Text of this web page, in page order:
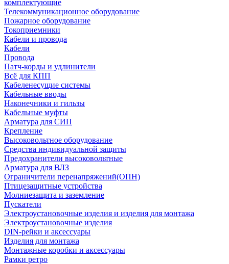
комплектующие
Телекоммуникационное оборудование
Пожарное оборудование
Токоприемники
Кабели и провода
Кабели
Провода
Патч-корды и удлинители
Всё для КПП
Кабеленесущие системы
Кабельные вводы
Наконечники и гильзы
Кабельные муфты
Арматура для СИП
Крепление
Высоковольтное оборудование
Средства индивидуальной защиты
Предохранители высоковольтные
Арматура для ВЛЗ
Ограничители перенапряжений(ОПН)
Птицезащитные устройства
Молниезащита и заземление
Пускатели
Электроустановочные изделия и изделия для монтажа
Электроустановочные изделия
DIN-рейки и аксессуары
Изделия для монтажа
Монтажные коробки и аксессуары
Рамки ретро